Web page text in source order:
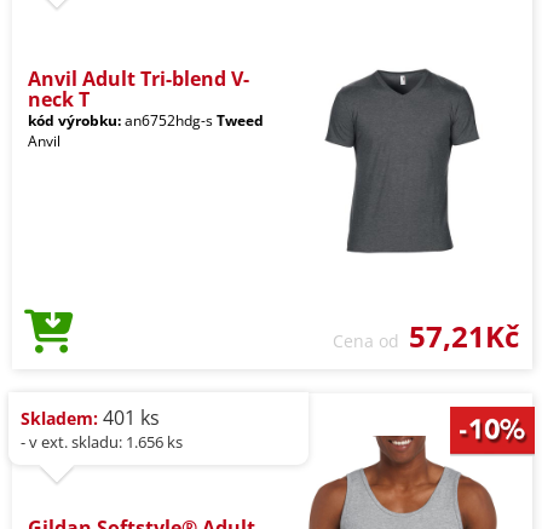
Anvil Adult Tri-blend V-
neck T
kód výrobku:an6752hdg-sTweed
Anvil
Cena od 57,21Kč
Skladem: 401 ks
- v ext. skladu: 1.656 ks